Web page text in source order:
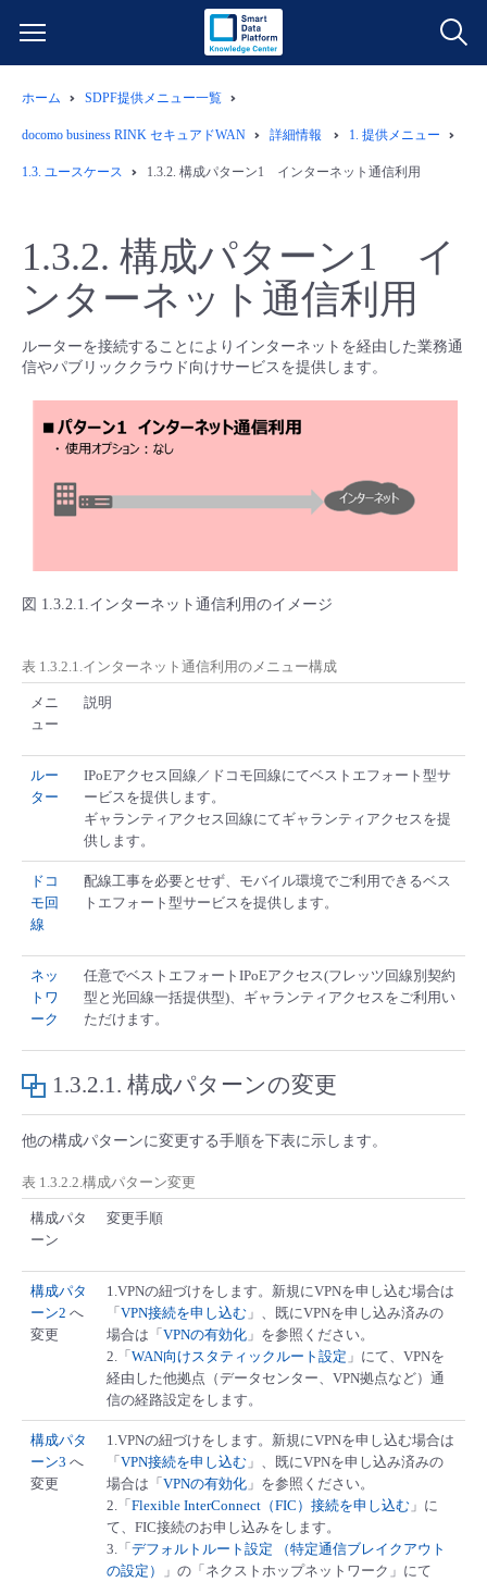
サービス一覧
データ利活用
ネットワーク
IoT
モニタリング/監査
すべてのメニューを見る
よくある質問
クラウド/サーバー
ネットワーク
IoT
管理機能
すべてのメニューを見る
料金シミュレーター
データ利活用
クラウド/サーバー
モニタリング/監査
サポート
ご利用開始ガイド
■ 管理機能
- 管理機能
■ セットアップガイド
- ユーザー機能の管理
- APIリファレンス
■ 基本構築ガイド
- Flexible InterConnect
ユースケース
- バックアップ
- セキュリティ・監査
- IoT
- マルチクラウド利用
- リモートワーク
- ITインフラストラクチャー
- その他
故障/メンテナンス情報
メンテナンス予定
定期メンテナンス
トレーニング/操作動画
脱炭素化
ホーム SDPF提供メニュー一覧
docomo business RINK セキュアドWAN 詳細情報 1. 提供メニュー
1.3. ユースケース 1.3.2. 構成パターン1 インターネット通信利用
1.3.2. 構成パターン1 イ
ンターネット通信利用
ルーターを接続することによりインターネットを経由した業務通
信やパブリッククラウド向けサービスを提供します。
図 1.3.2.1.インターネット通信利用のイメージ
表 1.3.2.1.インターネット通信利用のメニュー構成
メニ
ュー
説明
ルー
ター
IPoEアクセス回線／ドコモ回線にてベストエフォート型サ
ービスを提供します。
ギャランティアクセス回線にてギャランティアクセスを提
供します。
ドコ
モ回
線
配線工事を必要とせず、モバイル環境でご利用できるベス
トエフォート型サービスを提供します。
ネッ
トワ
ーク
任意でベストエフォートIPoEアクセス(フレッツ回線別契約
型と光回線一括提供型)、ギャランティアクセスをご利用い
ただけます。
1.3.2.1. 構成パターンの変更
他の構成パターンに変更する手順を下表に示します。
表 1.3.2.2.構成パターン変更
構成パタ
ーン
変更手順
構成パタ
ーン2 へ
変更
1.VPNの紐づけをします。新規にVPNを申し込む場合は
「 VPN接続を申し込む 」、既にVPNを申し込み済みの
場合は「 VPNの有効化 」を参照ください。
2.「 WAN向けスタティックルート設定 」にて、VPNを
経由した他拠点（データセンター、VPN拠点など）通
信の経路設定をします。
構成パタ
ーン3 へ
変更
1.VPNの紐づけをします。新規にVPNを申し込む場合は
「 VPN接続を申し込む 」、既にVPNを申し込み済みの
場合は「 VPNの有効化 」を参照ください。
2.「 Flexible InterConnect（FIC）接続を申し込む 」に
て、FIC接続のお申し込みをします。
3.「 デフォルトルート設定 （特定通信ブレイクアウト
の設定）
」の「ネクストホップネットワーク」にて